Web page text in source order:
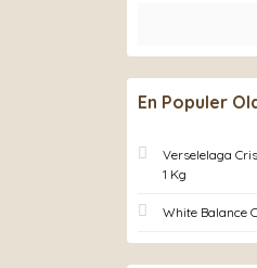
En Populer
Verselelaga
1 Kg
White Balance